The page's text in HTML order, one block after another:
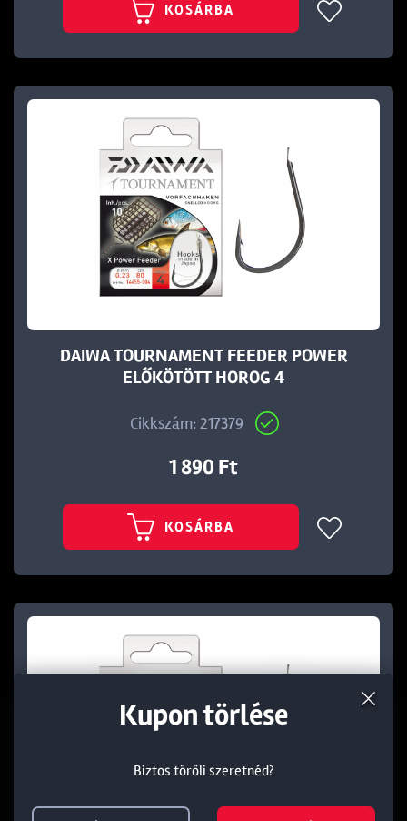
KOSÁRBA
DAIWA TOURNAMENT FEEDER POWER
ELŐKÖTÖTT HOROG 4
Cikkszám: 217379
1 890 Ft
KOSÁRBA
Termék törlése a kosárból
Biztos töröli szeretnéd?
Kedvezmény törlése
Biztos töröli szeretnéd?
Kupon törlése
Biztos töröli szeretnéd?